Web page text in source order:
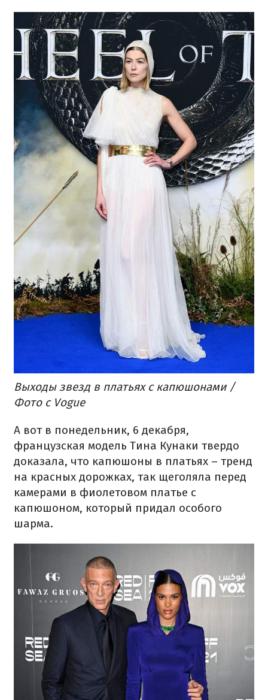
Выходы звезд в платьях с капюшонами /
Фото с Vogue
А вот в понедельник, 6 декабря,
французская модель Тина Кунаки твердо
доказала, что капюшоны в платьях – тренд
на красных дорожках, так щеголяла перед
камерами в фиолетовом платье с
капюшоном, который придал особого
шарма.